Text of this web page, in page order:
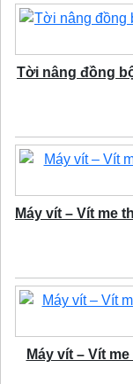
Tời nâng đồng
Máy vít – Vít me
Máy vít – Vít